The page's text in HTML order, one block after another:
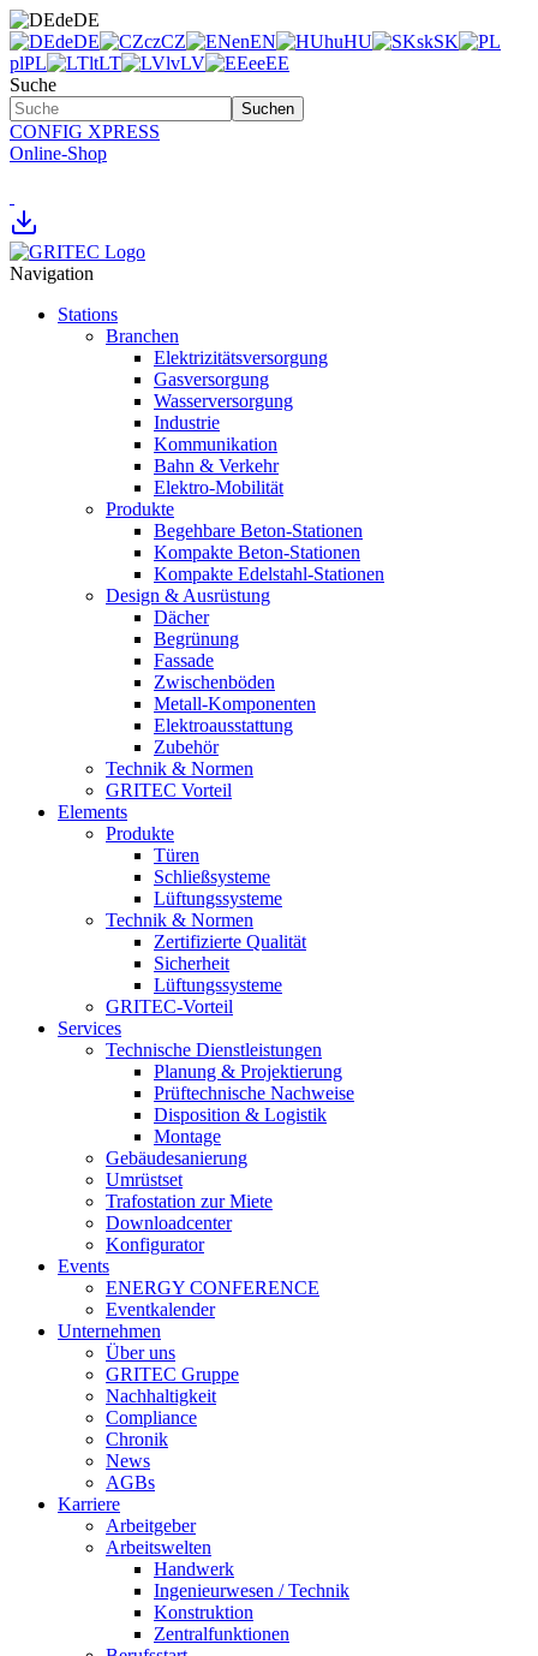
deDE
deDE czCZ enEN huHU skSK
plPL ltLT lvLV eeEE
Suche
Suchen
CONFIG XPRESS
Online-Shop
Navigation
Stations
Branchen
Elektrizitätsversorgung
Gasversorgung
Wasserversorgung
Industrie
Kommunikation
Bahn & Verkehr
Elektro-Mobilität
Produkte
Begehbare Beton-Stationen
Kompakte Beton-Stationen
Kompakte Edelstahl-Stationen
Design & Ausrüstung
Dächer
Begrünung
Fassade
Zwischenböden
Metall-Komponenten
Elektroausstattung
Zubehör
Technik & Normen
GRITEC Vorteil
Elements
Produkte
Türen
Schließsysteme
Lüftungssysteme
Technik & Normen
Zertifizierte Qualität
Sicherheit
Lüftungssysteme
GRITEC-Vorteil
Services
Technische Dienstleistungen
Planung & Projektierung
Prüftechnische Nachweise
Disposition & Logistik
Montage
Gebäudesanierung
Umrüstset
Trafostation zur Miete
Downloadcenter
Konfigurator
Events
ENERGY CONFERENCE
Eventkalender
Unternehmen
Über uns
GRITEC Gruppe
Nachhaltigkeit
Compliance
Chronik
News
AGBs
Karriere
Arbeitgeber
Arbeitswelten
Handwerk
Ingenieurwesen / Technik
Konstruktion
Zentralfunktionen